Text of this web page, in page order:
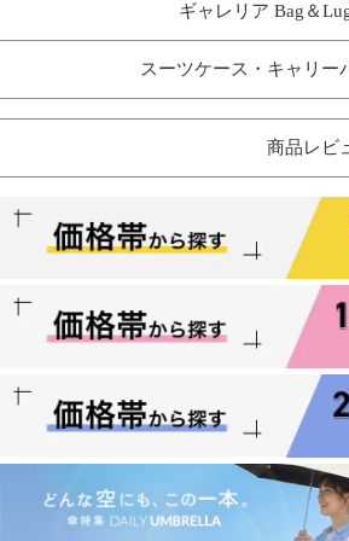
ギャレリア Bag＆
スーツケース・キャリー
商品レビ